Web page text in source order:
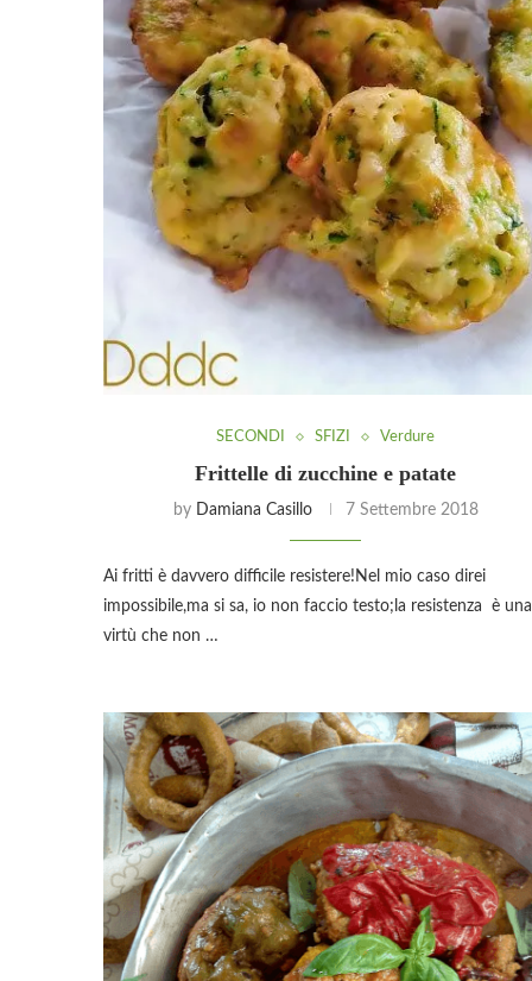
SECONDI SFIZI Verdure
Frittelle di zucchine e patate
by Damiana Casillo 7 Settembre 2018
Ai fritti è davvero difficile resistere!Nel mio caso direi
impossibile,ma si sa, io non faccio testo;la resistenza è una
virtù che non …